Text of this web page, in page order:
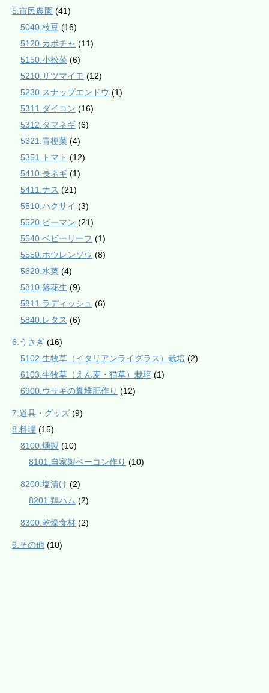
5.市民農園 (41)
5040.枝豆 (16)
5120.カボチャ (11)
5150.小松菜 (6)
5210.サツマイモ (12)
5230.スナップエンドウ (1)
5311.ダイコン (16)
5312.タマネギ (6)
5321.青梗菜 (4)
5351.トマト (12)
5410.長ネギ (1)
5411.ナス (21)
5510.ハクサイ (3)
5520.ピーマン (21)
5540.ベビーリーフ (1)
5550.ホウレンソウ (8)
5620.水菜 (4)
5810.落花生 (9)
5811.ラディッシュ (6)
5840.レタス (6)
6.うさぎ (16)
5102.生牧草（イタリアンライグラス）栽培 (2)
6103.生牧草（えん麦・猫草）栽培 (1)
6900.ウサギの糞堆肥作り (12)
7.道具・グッズ (9)
8.料理 (15)
8100.燻製 (10)
8101.自家製ベーコン作り (10)
8200.塩漬け (2)
8201.鶏ハム (2)
8300.乾燥食材 (2)
9.その他 (10)